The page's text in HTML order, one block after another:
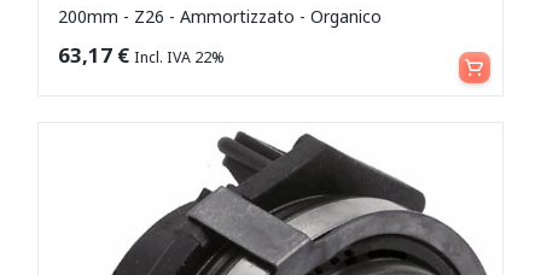
200mm - Z26 - Ammortizzato - Organico
63,17 € Incl. IVA 22% Leggi tutto